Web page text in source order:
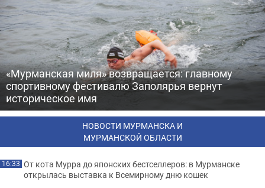
«Мурманская миля» возвращается: главному
спортивному фестивалю Заполярья вернут
историческое имя
НОВОСТИ МУРМАНСКА И
МУРМАНСКОЙ ОБЛАСТИ
16:33 От кота Мурра до японских бестселлеров: в Мурманске
открылась выставка к Всемирному дню кошек